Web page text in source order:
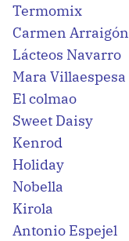
Termomix
Carmen Arraigón
Lácteos Navarro
Mara Villaespesa
El colmao
Sweet Daisy
Kenrod
Holiday
Nobella
Kirola
Antonio Espejel